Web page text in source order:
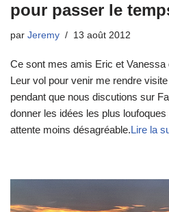
pour passer le
par Jeremy 13 août 2012
Ce sont mes amis Eric et Vanessa
Leur vol pour venir me rendre
pendant que nous discutions sur
donner les idées les plus
attente moins désagréable.Lire la